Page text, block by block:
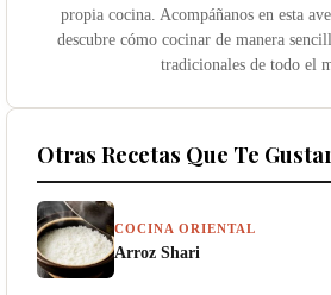
propia cocina. Acompáñanos en esta
descubre cómo cocinar de manera
tradicionales de todo el
Otras Recetas Que Te
COCINA ORIENTAL
Arroz Shari